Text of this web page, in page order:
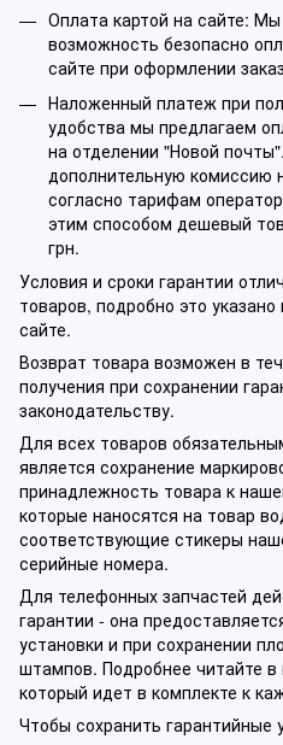
Оплата картой на сайте:
возможность безопасно
сайте при оформлении
Наложенный платеж при
удобства мы предлагаем
на отделении "Новой
дополнительную комиссию
согласно тарифам
этим способом дешевый
грн.
Условия и сроки гарантии
товаров, подробно это
сайте.
Возврат товара возможен в
получения при сохранении
законодательству.
Для всех товаров
является сохранение
принадлежность товара к
которые наносятся на товар
соответствующие стикеры
серийные номера.
Для телефонных запчастей
гарантии - она
установки и при сохранении
штампов. Подробнее читайте в
который идет в комплекте к
Чтобы сохранить гарантийные